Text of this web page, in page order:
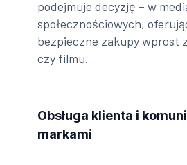
podejmuje decyzję – w
społecznościowych,
bezpieczne zakupy wprost
czy filmu.
Obsługa klienta i
markami